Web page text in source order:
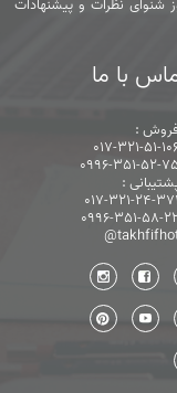
نظرات و پیشنهادات
با ما
فروش :
017-321-51-
0996-351-52-75
:
017-321-24-371
0996-351-58-